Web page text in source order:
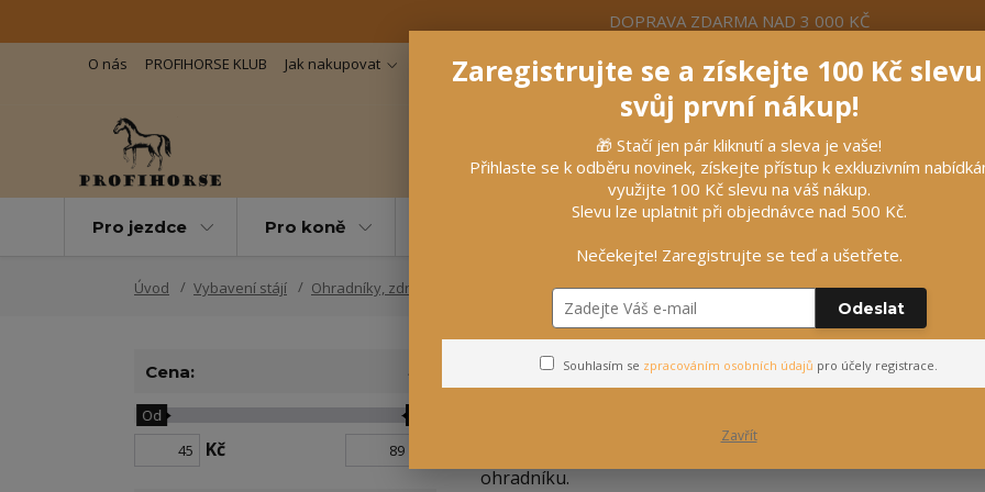
DOPRAVA ZDARMA NAD 3 000 KČ
O nás PROFIHORSE KLUB Jak nakupovat Důležité informace Více Nevíte si rady? Zavolejte. +420
Pro jezdce Pro koně Vybavení stájí
Úvod Vybavení stájí Ohradníky, zdroje Plastové tyče
Plastové tyče
Velkou výhodou plastových tyček (sloupků) na ohrady je to,
odolné proti povětrnostním vlivům. Další jejich předností je
ohradníku.
Cena:
Kč
Od
Zaregistrujte se a získejte 100 Kč
svůj první nákup!
🎁 Stačí jen pár kliknutí a sleva je vaše!
Přihlaste se k odběru novinek, získejte přístup k exkluzivním
využijte 100 Kč slevu na váš nákup.
Slevu lze uplatnit při objednávce nad 500 Kč.
Nečekejte! Zaregistrujte se teď a ušetřete.
Odeslat
Souhlasím se zpracováním osobních údajů pro účely registrace.
Zavřít